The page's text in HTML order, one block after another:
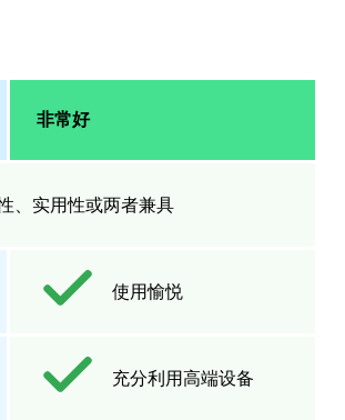
非常好
、实用性或两者兼具
使用愉悦
充分利用高端设备